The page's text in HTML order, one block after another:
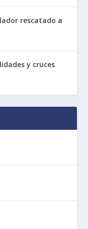
rescatado a
y cruces